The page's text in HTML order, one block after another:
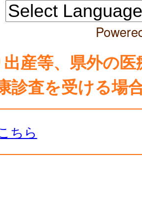
産等、県外の医
診査を受ける場
ちら